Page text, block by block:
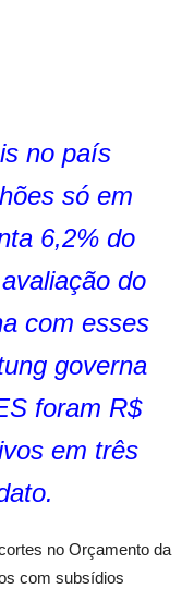
no país
só em
6,2% do
do
com esses
governa
foram R$
em três
no Orçamento da
com subsídios